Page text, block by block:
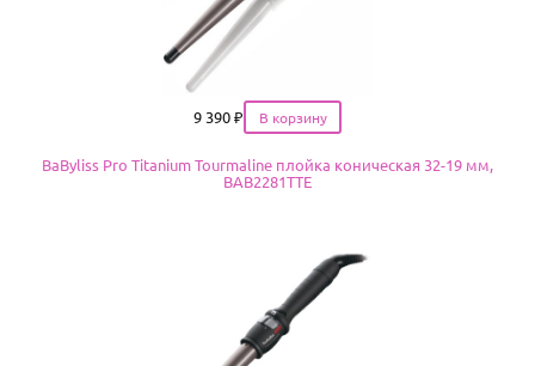
Цена
9 390 ₽
BaByliss Pro Titanium Tourmaline плойка коническая 32-19 мм,
BAB2281TTE